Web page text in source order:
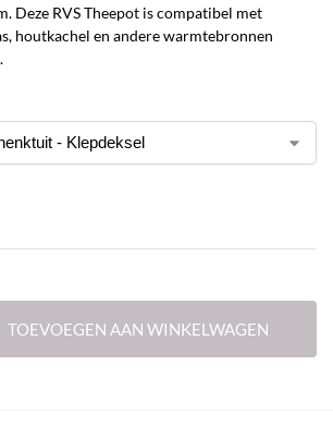
Deze RVS Theepot is compatibel met
houtkachel en andere warmtebronnen
TOEVOEGEN AAN WINKELWAGEN